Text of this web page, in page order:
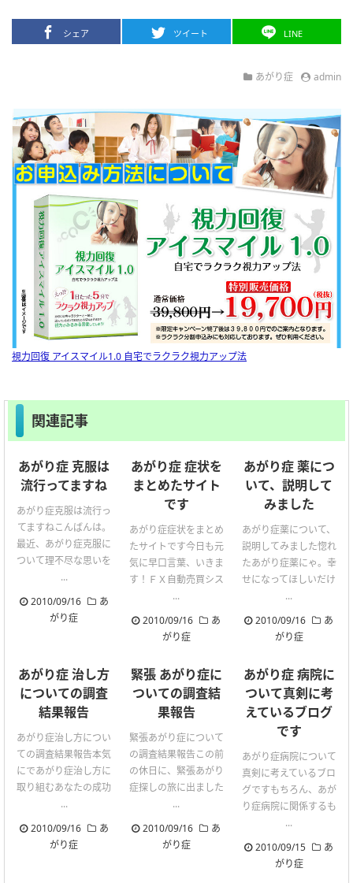
シェア ツイート LINE
あがり症 admin
視力回復 アイスマイル1.0 自宅でラクラク視力アップ法
関連記事
あがり症 克服は
流行ってますね
あがり症克服は流行っ
てますねこんばんは。
最近、あがり症克服に
ついて理不尽な思いを
...
2010/09/16
あ
がり症
あがり症 症状を
まとめたサイト
です
あがり症症状をまとめ
たサイトです今日も元
気に早口言葉、いきま
す！ＦＸ自動売買シス
...
2010/09/16
あ
がり症
あがり症 薬につ
いて、説明して
みました
あがり症薬について、
説明してみました惚れ
たあがり症薬にゃ。幸
せになってほしいだけ
...
2010/09/16
あ
がり症
あがり症 治し方
についての調査
結果報告
あがり症治し方につい
ての調査結果報告本気
にであがり症治し方に
取り組むあなたの成功
...
2010/09/16
あ
がり症
緊張 あがり症に
ついての調査結
果報告
緊張あがり症について
の調査結果報告この前
の休日に、緊張あがり
症探しの旅に出ました
...
2010/09/16
あ
がり症
あがり症 病院に
ついて真剣に考
えているブログ
です
あがり症病院について
真剣に考えているブロ
グですもちろん、あが
り症病院に関係するも
...
2010/09/15
あ
がり症